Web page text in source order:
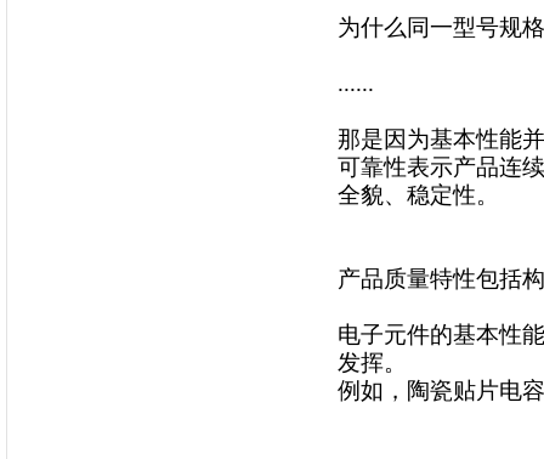
为什么同一型号规
......
那是因为基本性能
可靠性表示产品连
全貌、稳定性。
产品质量特性包括
电子元件的基本性
发挥。
例如，陶瓷贴片电